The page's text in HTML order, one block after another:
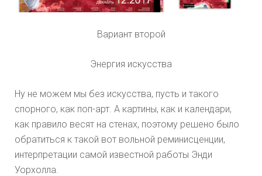
Вариант второй
Энергия искусства
Ну не можем мы без искусства, пусть и такого
спорного, как поп-арт. А картины, как и календари,
как правило весят на стенах, поэтому решено было
обратиться к такой вот вольной реминисценции,
интерпретации самой известной работы Энди
Уорхолла.